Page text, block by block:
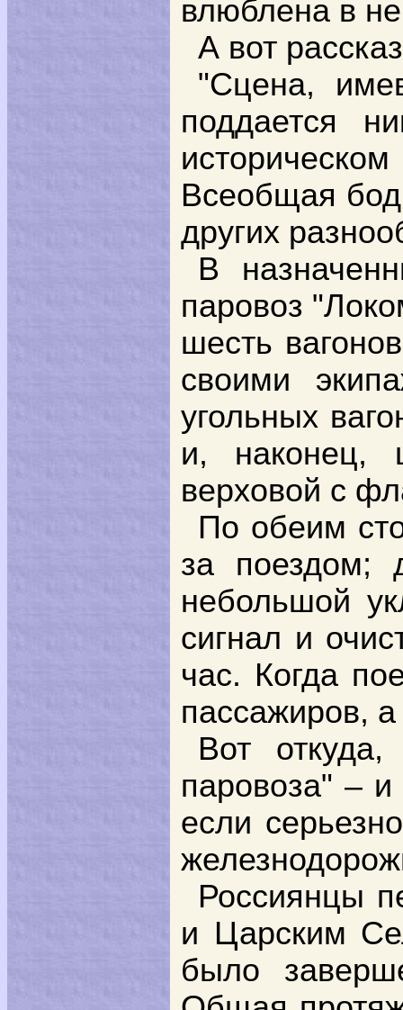
влюблена в
А вот
"Сцена,
поддается
Всеобщая
других
В
паровоз
шесть
своими
угольных
и, наконец,
верховой с
По обеим
за поездом;
небольшой
сигнал и
час. Когда
пассажиров,
Вот
паровоза" –
если
Россиянцы
и Царским
было